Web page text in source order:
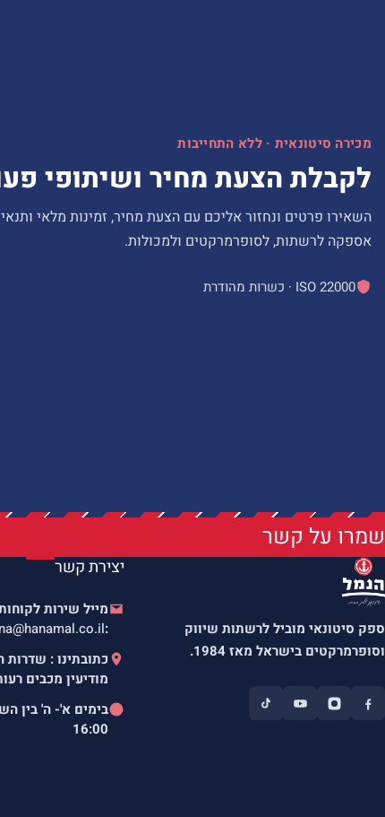
מכירה סיטונאית · ללא התחייבות
לקבלת הצעת מחיר ושיתופי
השאירו פרטים ונחזור אליכם עם הצעת מחיר, זמינות מלאי ותנאי
אספקה לרשתות, לסופרמרקטים ולמכולות.
ISO 22000 · כשרות מהודרת
שמרו על קשר
ספק סיטונאי מוביל לרשתות שיווק
וסופרמרקטים בישראל מאז 1984.
יצירת קשר
מייל שירות
:
מודיעין מכבים
בימים א'- ה' בין
16:00